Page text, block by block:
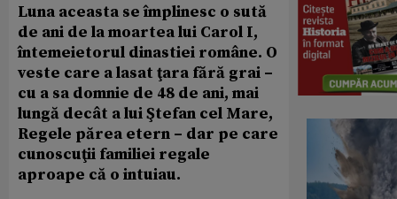
Luna aceasta se împlinesc o sută
de ani de la moartea lui Carol I,
întemeietorul dinastiei române. O
veste care a lasat ţara fără grai –
cu a sa domnie de 48 de ani, mai
lungă decât a lui Ştefan cel Mare,
Regele părea etern – dar pe care
cunoscuţii familiei regale
aproape că o intuiau.